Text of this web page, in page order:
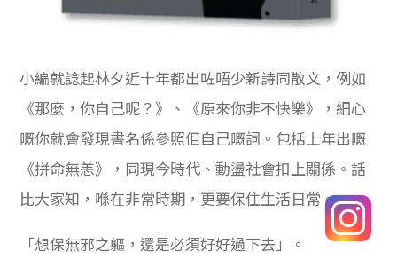
小編就諗起林夕近十年都出咗唔少新詩同散文，例如
《那麼，你自己呢？》、《原來你非不快樂》，細心
嘅你就會發現書名係參照佢自己嘅詞。包括上年出嘅
《拼命無恙》，同現今時代、動盪社會扣上關係。話
比大家知，喺在非常時期，更要保住生活日常。
「想保無邪之軀，還是必須好好過下去」。